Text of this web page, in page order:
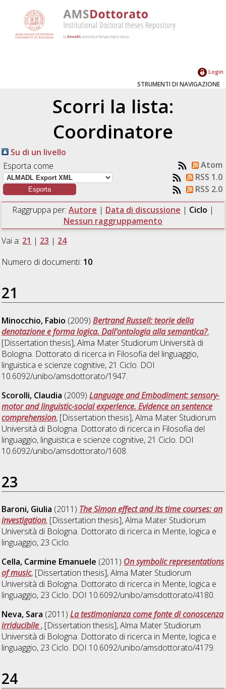
Login
STRUMENTI DI NAVIGAZIONE
Scorri la lista:
Coordinatore
Su di un livello
Esporta come
Atom
RSS 1.0
RSS 2.0
Raggruppa per: Autore | Data di discussione | Ciclo |
Nessun raggruppamento
Vai a: 21 | 23 | 24
Numero di documenti: 10.
21
Minocchio, Fabio (2009)Bertrand Russell: teorie della
denotazione e forma logica. Dall'ontologia alla semantica?,
[Dissertation thesis], Alma Mater Studiorum Università di
Bologna. Dottorato di ricerca in Filosofia del linguaggio,
linguistica e scienze cognitive, 21 Ciclo. DOI
10.6092/unibo/amsdottorato/1947.
Scorolli, Claudia (2009)Language and Embodiment: sensory-
motor and linguistic-social experience. Evidence on sentence
comprehension, [Dissertation thesis], Alma Mater Studiorum
Università di Bologna. Dottorato di ricerca in Filosofia del
linguaggio, linguistica e scienze cognitive, 21 Ciclo. DOI
10.6092/unibo/amsdottorato/1608.
23
Baroni, Giulia (2011) The Simon effect and its time courses: an
investigation, [Dissertation thesis], Alma Mater Studiorum
Università di Bologna. Dottorato di ricerca in Mente, logica e
linguaggio, 23 Ciclo.
Cella, Carmine Emanuele (2011) On symbolic representations
of music, [Dissertation thesis], Alma Mater Studiorum
Università di Bologna. Dottorato di ricerca in Mente, logica e
linguaggio, 23 Ciclo. DOI 10.6092/unibo/amsdottorato/4180.
Neva, Sara (2011)La testimonianza come fonte di conoscenza
irriducibile , [Dissertation thesis], Alma Mater Studiorum
Università di Bologna. Dottorato di ricerca in Mente, logica e
linguaggio, 23 Ciclo. DOI 10.6092/unibo/amsdottorato/4179.
24